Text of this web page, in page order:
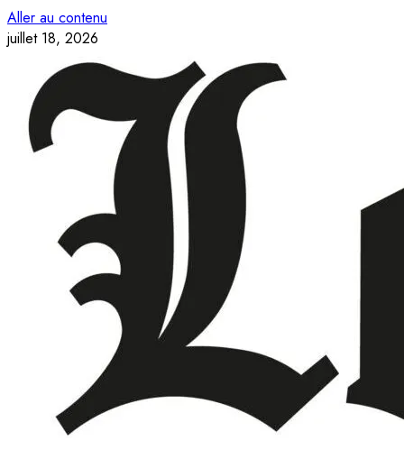
Aller au contenu
juillet 18, 2026